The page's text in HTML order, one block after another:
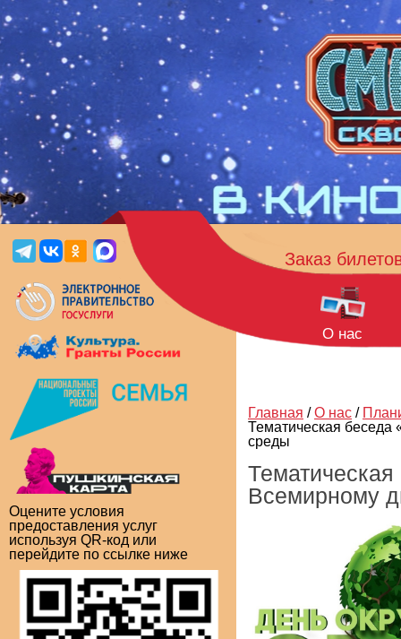
Оцените условия
предоставления услуг
используя QR-код или
перейдите по ссылке ниже
Заказ
О нас
Главная / О нас /
Тематическая
среды
Всемирному